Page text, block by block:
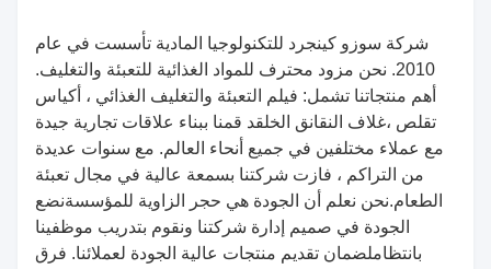
شركة سوزو كينجرد للتكنولوجيا المادية تأسست في عام
2010. نحن مزود محترف للمواد الغذائية للتعبئة والتغليف.
أهم منتجاتنا تشمل: فيلم التعبئة والتغليف الغذائي ، أكياس
تقلص ،غلاف النقانق الخلقد قمنا ببناء علاقات تجارية جيدة
مع عملاء مختلفين في جميع أنحاء العالم. مع سنوات عديدة
من التراكم ، فازت شركتنا بسمعة عالية في مجال تعبئة
الطعام.نحن نعلم أن الجودة هي حجر الزاوية للمؤسسةنضع
الجودة في صميم إدارة شركتنا ونقوم بتدريب موظفينا
بانتظاملضمان تقديم منتجات عالية الجودة لعملائنا. فرق